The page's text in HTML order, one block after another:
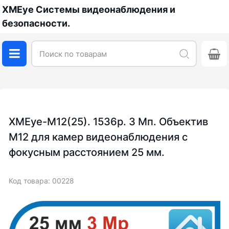
XMEye Системы видеонаблюдения и
безопасности.
XMEye-M12(25). 1536p. 3 Мп. Объектив
М12 для камер видеонаблюдения с
фокусным расстоянием 25 мм.
Код товара: 00228